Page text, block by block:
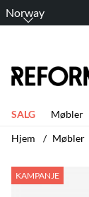
Norway
SALG Møbler
Hjem
Møbler
KAMPANJE
Produktbilder